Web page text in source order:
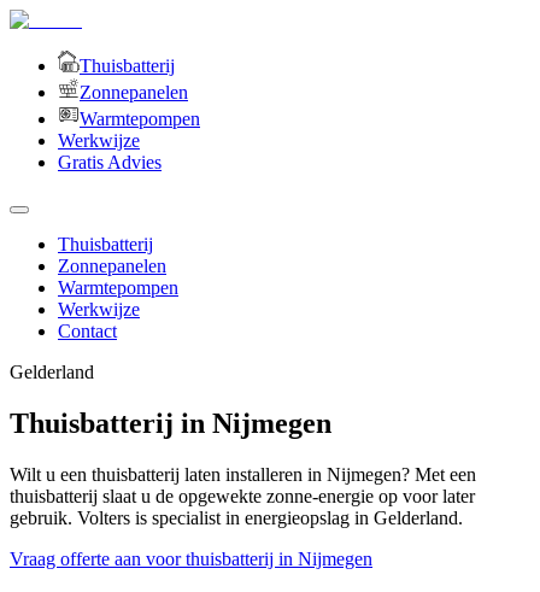
Thuisbatterij
Zonnepanelen
Warmtepompen
Werkwijze
Gratis Advies
Thuisbatterij
Zonnepanelen
Warmtepompen
Werkwijze
Contact
Gelderland
Thuisbatterij in Nijmegen
Wilt u een thuisbatterij laten installeren in Nijmegen? Met een
thuisbatterij slaat u de opgewekte zonne-energie op voor later
gebruik. Volters is specialist in energieopslag in Gelderland.
Vraag offerte aan voor thuisbatterij in Nijmegen